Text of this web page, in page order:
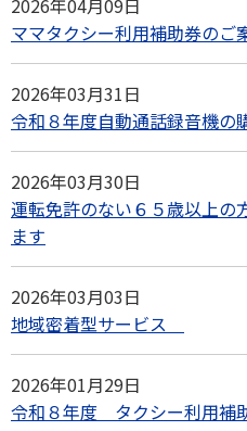
2026年04月09日
ママタクシー利用補助券のご
2026年03月31日
令和８年度自動通話録音機の
2026年03月30日
運転免許のない６５歳以上の
ます
2026年03月03日
地域密着型サービス
2026年01月29日
令和８年度 タクシー利用補